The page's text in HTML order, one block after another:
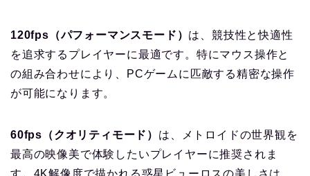
120fps（パフォーマンスモード） は、競技性と快適性
を追求するプレイヤーに最適です。特にマウス操作と
の組み合わせにより、PCゲームに匹敵する精密な操作
が可能になります。
60fps（クオリティモード） は、メトロイドの世界観を
最高の映像美で体験したいプレイヤーに推奨されま
す。4K解像度で描かれる惑星ビューロスの美しさは、